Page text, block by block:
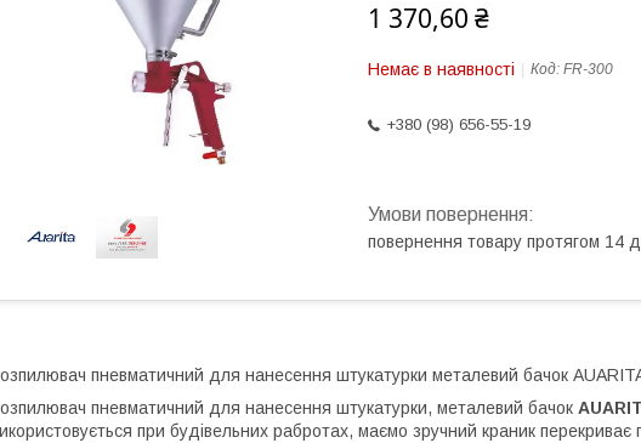
1 370,60 ₴
Немає в наявності Код: FR-300
+380 (98) 656-55-19
повернення товару протягом 14
пневматичний для нанесення штукатурки металевий бачок
пневматичний для нанесення штукатурки, металевий бачок
при будівельних рабротах, маємо зручний краник перекриває